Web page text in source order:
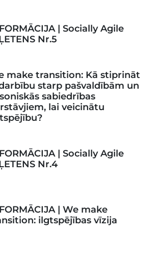
| Socially Agile
Nr.5
make transition: Kā stiprināt
starp pašvaldībām un
sabiedrības
lai veicinātu
| Socially Agile
Nr.4
| We make
ilgtspējības vīzija